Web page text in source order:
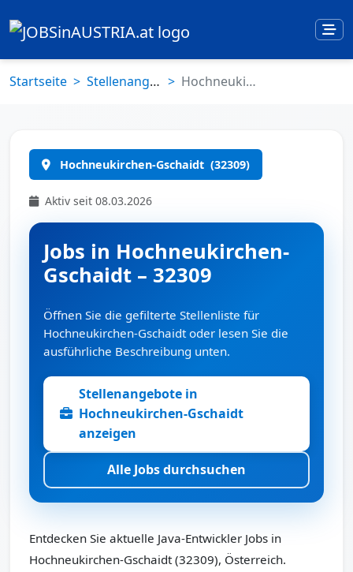
Startseite Stellenangebote Hochneukirchen-Gschaidt (32309)
Hochneukirchen-Gschaidt (32309)
Aktiv seit 08.03.2026
Jobs in Hochneukirchen-
Gschaidt – 32309
Öffnen Sie die gefilterte Stellenliste für
Hochneukirchen-Gschaidt oder lesen Sie die
ausführliche Beschreibung unten.
Stellenangebote in
Hochneukirchen-Gschaidt
anzeigen
Alle Jobs durchsuchen
Entdecken Sie aktuelle Java-Entwickler Jobs in
Hochneukirchen-Gschaidt (32309), Österreich.